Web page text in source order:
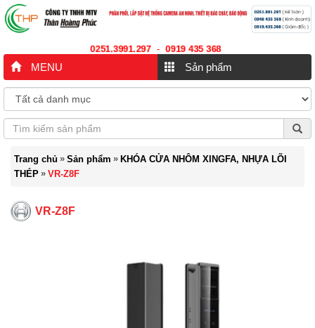
0251.3991.297 - 0919 435 368
MENU Sản phẩm
Trang chủ » Sản phẩm » KHÓA CỬA NHÔM XINGFA, NHỰA LÕI
THÉP » VR-Z8F
VR-Z8F